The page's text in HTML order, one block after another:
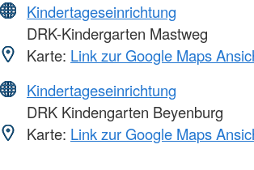
Kindertageseinrichtung
DRK-Kindergarten Mastweg
Karte: Link zur Google Maps
Kindertageseinrichtung
DRK Kindengarten Beyenburg
Karte: Link zur Google Maps